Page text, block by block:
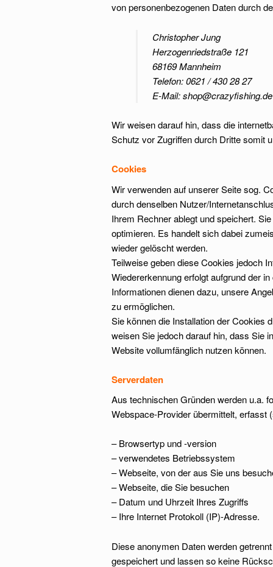
von personenbezogenen Daten durch
Christopher Jung
Herzogenriedstraße 121
68169 Mannheim
Telefon: 0621 / 430 28 27
E-Mail: shop@crazyfishing.de
Wir weisen darauf hin, dass die
Schutz vor Zugriffen durch Dritte somit
Cookies
Wir verwenden auf unserer Seite sog.
durch denselben Nutzer/
Ihrem Rechner ablegt und speichert.
optimieren. Es handelt sich dabei
wieder gelöscht werden.
Teilweise geben diese Cookies jedoch
Wiedererkennung erfolgt aufgrund der
Informationen dienen dazu, unsere
zu ermöglichen.
Sie können die Installation der Cookies
weisen Sie jedoch darauf hin, dass Sie
Website vollumfänglich nutzen können.
Serverdaten
Aus technischen Gründen werden u.a.
Webspace-Provider übermittelt, erfasst
– Browsertyp und -version
– verwendetes Betriebssystem
– Webseite, von der aus Sie uns
– Webseite, die Sie besuchen
– Datum und Uhrzeit Ihres Zugriffs
– Ihre Internet Protokoll (IP)-Adresse.
Diese anonymen Daten werden
gespeichert und lassen so keine